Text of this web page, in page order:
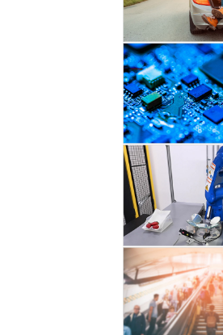
自動車産業
溶接・組立て・
例えば、自
溶接ロボット、
工程に合わせて
近年は、電気
オン電池の生
あらゆる精
置の多くには
また、近年発
密部品を製造
るFPD（Flat
食品製造の
食品工場で
やその積付け
分配慮する必